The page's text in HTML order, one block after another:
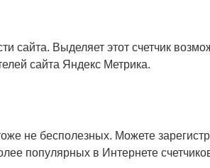
сайта. Выделяет этот счетчик
сайта Яндекс Метрика.
не бесполезных. Можете
популярных в Интернете